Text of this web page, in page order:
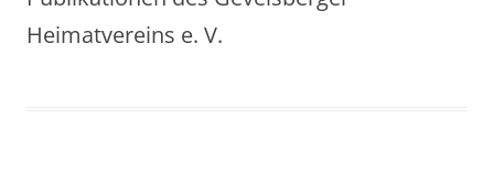
Heimatvereins e. V.